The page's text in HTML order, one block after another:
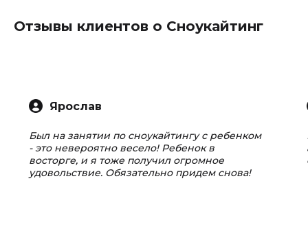
Отзывы клиентов о Сноукайтинг
Ярослав
Был на занятии по сноукайтингу с ребенком
- это невероятно весело! Ребенок в
восторге, и я тоже получил огромное
удовольствие. Обязательно придем снова!